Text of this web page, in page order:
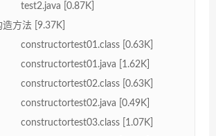
test2.java [0.87K]
造方法 [9.37K]
constructortest01.class [0.63K]
constructortest01.java [1.62K]
constructortest02.class [0.63K]
constructortest02.java [0.49K]
constructortest03.class [1.07K]